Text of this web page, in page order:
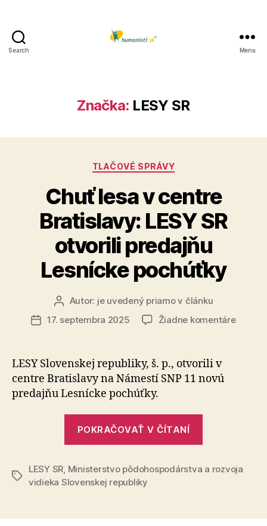
Search Menu
Značka: LESY SR
Kategórie
TLAČOVÉ SPRÁVY
Chuť lesa v centre
Bratislavy: LESY SR
otvorili predajňu
Lesnícke pochúťky
AutorAutor: je uvedený priamo v článku
Dátum
17. septembra 2025 Žiadne komentárena
LESY Slovenskej republiky, š. p., otvorili v
centre Bra­tis­la­vy na Námestí SNP 11 novú
predajňu Lesnícke pochúťky.
POKRAČOVAŤ V ČÍTANÍ
centre
SR
Značky
LESY SR, Ministerstvo pôdohospodárstva a rozvoja
vidieka Slovenskej republiky